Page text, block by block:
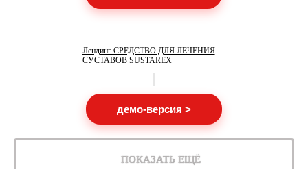
Лендинг СРЕДСТВО ДЛЯ ЛЕЧЕНИЯ
СУСТАВОВ SUSTAREX
демо-версия >
ПОКАЗАТЬ ЕЩЁ